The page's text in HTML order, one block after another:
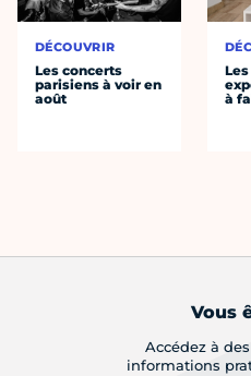
DÉCOUVRIR
Les concerts
parisiens à voir en
août
à
Vous
Accédez à
informations